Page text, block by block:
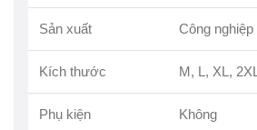
Sản xuất Công nghiệp
Kích thước M, L, XL,
Phụ kiện Không